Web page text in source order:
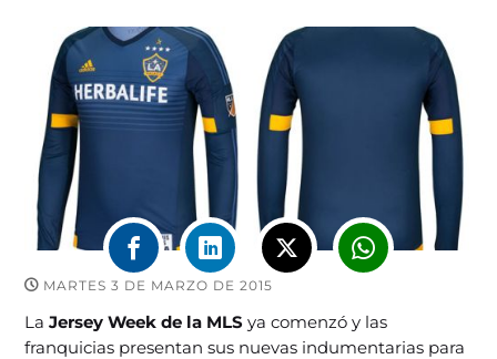
MARTES 3 DE MARZO DE 2015
LaJersey Week de la MLS ya comenzó y las
franquicias presentan sus nuevas indumentarias para